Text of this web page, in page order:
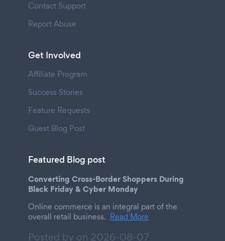
Contact Support
Report Abuse
Get Involved
Affiliate Program
Success Stories
Feature Requests
Guest Blog Post
Featured Blog post
Converting Cross-Border Shoppers During
Black Friday & Cyber Monday
Online commerce is an integral part of the
overall retail business. Read More
Posted by on 2026-08-07